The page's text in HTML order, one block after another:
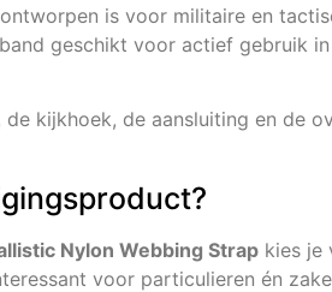
is voor militaire en
geschikt voor actief gebruik
kijkhoek, de aansluiting en de
Nylon Webbing Strap kies je
voor particulieren én